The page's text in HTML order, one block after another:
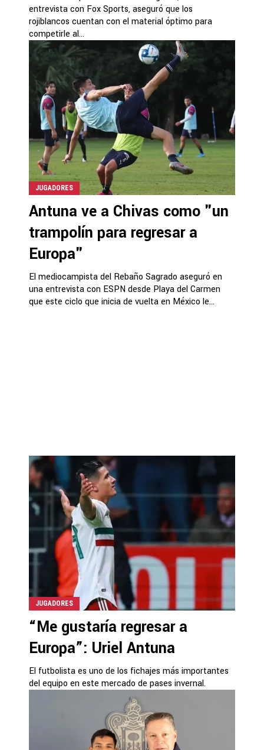
entrevista con Fox Sports, aseguró que los
rojiblancos cuentan con el material óptimo para
competirle al...
JUGADORES
Antuna ve a Chivas como "un
trampolín para regresar a
Europa"
El mediocampista del Rebaño Sagrado aseguró en
una entrevista con ESPN desde Playa del Carmen
que este ciclo que inicia de vuelta en México le...
JUGADORES
“Me gustaría regresar a
Europa”: Uriel Antuna
El futbolista es uno de los fichajes más importantes
del equipo en este mercado de pases invernal.